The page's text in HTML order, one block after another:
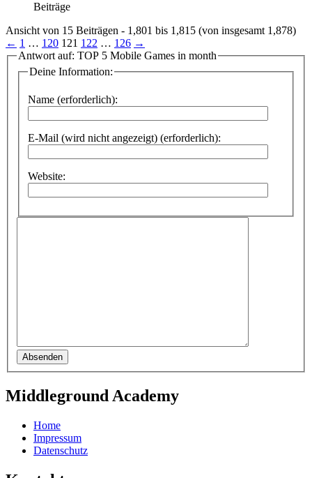
Beiträge
Ansicht von 15 Beiträgen - 1,801 bis 1,815 (von insgesamt 1,878)
← 1 … 120 121 122 … 126 →
Antwort auf: TOP 5 Mobile Games in month
Deine Information:
Name (erforderlich):
E-Mail (wird nicht angezeigt) (erforderlich):
Website:
Absenden
Middleground Academy
Home
Impressum
Datenschutz